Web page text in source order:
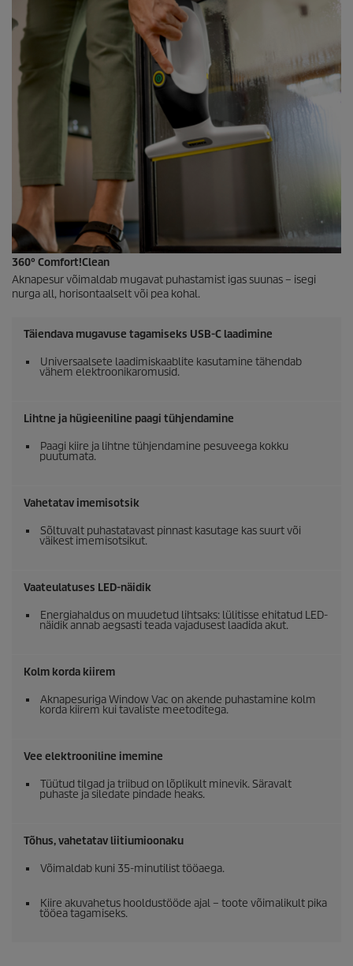
360° Comfort!Clean
Aknapesur võimaldab mugavat puhastamist igas suunas – isegi
nurga all, horisontaalselt või pea kohal.
Täiendava mugavuse tagamiseks USB-C laadimine
Universaalsete laadimiskaablite kasutamine tähendab
vähem elektroonikaromusid.
Lihtne ja hügieeniline paagi tühjendamine
Paagi kiire ja lihtne tühjendamine pesuveega kokku
puutumata.
Vahetatav imemisotsik
Sõltuvalt puhastatavast pinnast kasutage kas suurt või
väikest imemisotsikut.
Vaateulatuses LED-näidik
Energiahaldus on muudetud lihtsaks: lülitisse ehitatud LED-
näidik annab aegsasti teada vajadusest laadida akut.
Kolm korda kiirem
Aknapesuriga Window Vac on akende puhastamine kolm
korda kiirem kui tavaliste meetoditega.
Vee elektrooniline imemine
Tüütud tilgad ja triibud on lõplikult minevik. Säravalt
puhaste ja siledate pindade heaks.
Tõhus, vahetatav liitiumioonaku
Võimaldab kuni 35-minutilist tööaega.
Kiire akuvahetus hooldustööde ajal – toote võimalikult pika
tööea tagamiseks.